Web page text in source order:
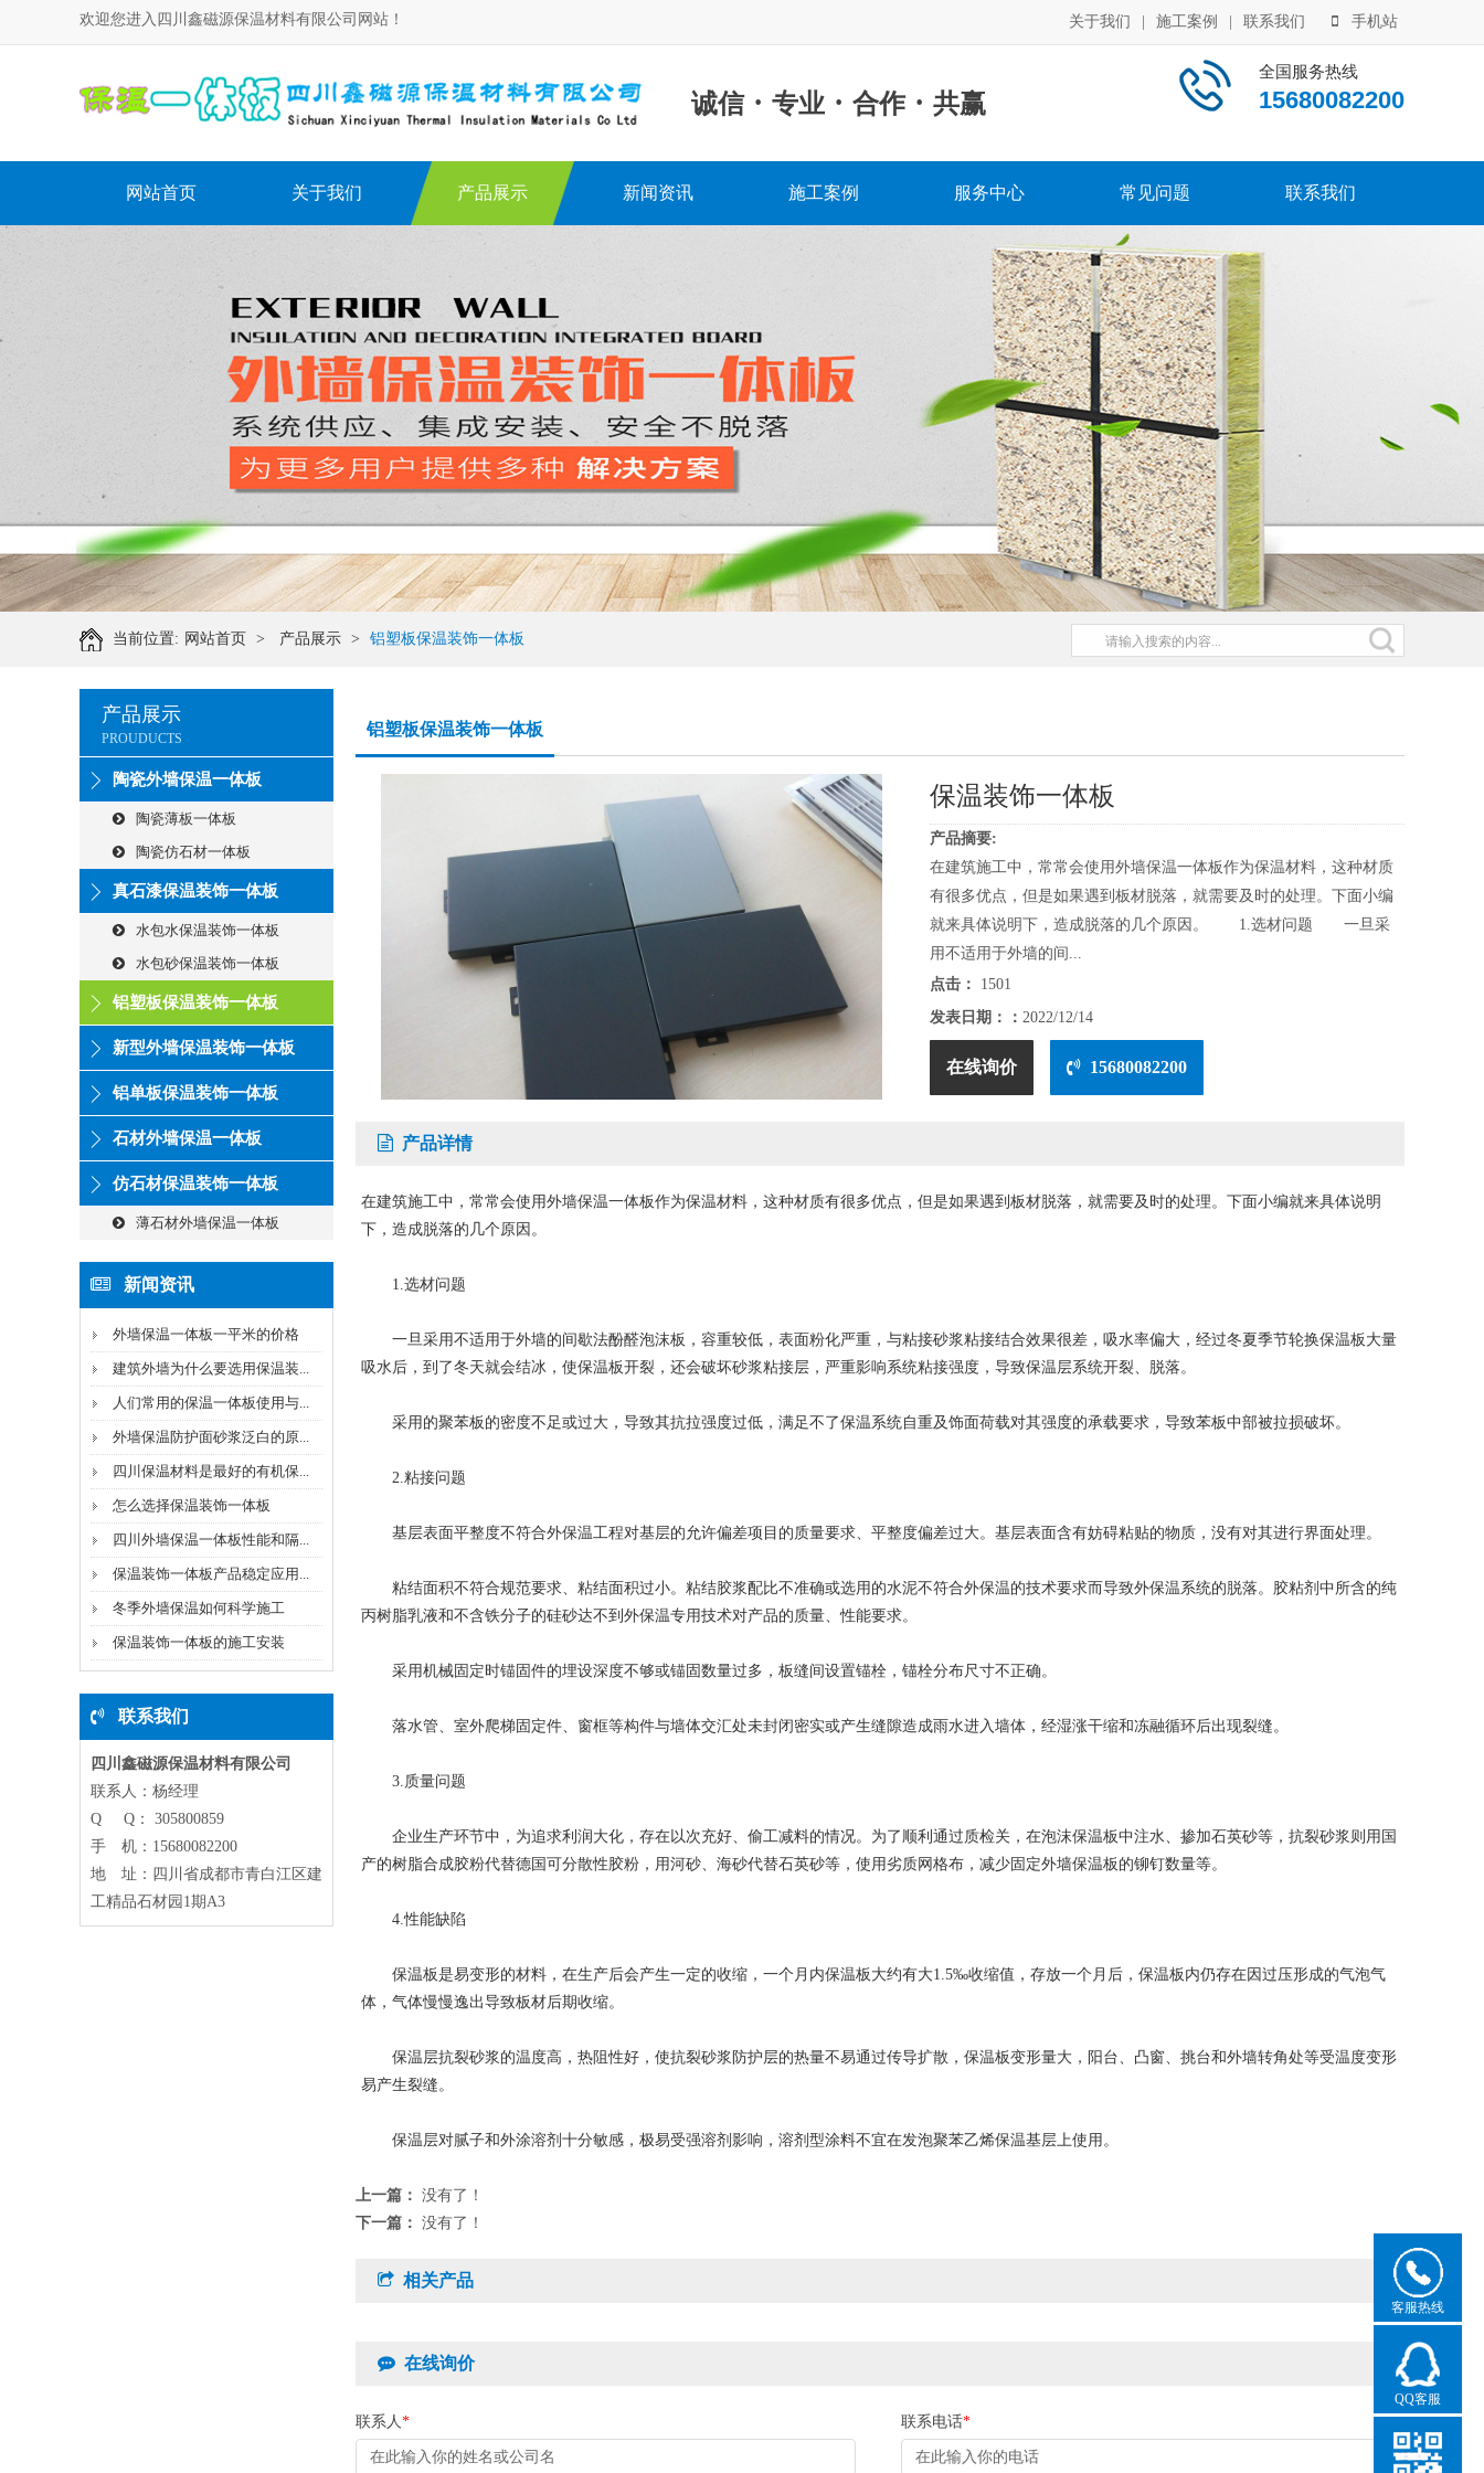
欢迎您进入四川鑫磁源保温材料有限公司网站！ 关于我们 施工案例 联系我们 手机站
诚信 · 专业 · 合作 · 共赢
全国服务热线
15680082200
网站首页 关于我们 产品展示 新闻资讯 施工案例 服务中心 常见问题 联系我们
当前位置: 网站首页 > 产品展示 > 铝塑板保温装饰一体板
产品展示
PROUDUCTS
陶瓷外墙保温一体板
陶瓷薄板一体板
陶瓷仿石材一体板
真石漆保温装饰一体板
水包水保温装饰一体板
水包砂保温装饰一体板
铝塑板保温装饰一体板
新型外墙保温装饰一体板
铝单板保温装饰一体板
石材外墙保温一体板
仿石材保温装饰一体板
薄石材外墙保温一体板
新闻资讯
外墙保温一体板一平米的价格
建筑外墙为什么要选用保温装...
人们常用的保温一体板使用与...
外墙保温防护面砂浆泛白的原...
四川保温材料是最好的有机保...
怎么选择保温装饰一体板
四川外墙保温一体板性能和隔...
保温装饰一体板产品稳定应用...
冬季外墙保温如何科学施工
保温装饰一体板的施工安装
联系我们
四川鑫磁源保温材料有限公司
联系人：杨经理
Q Q： 305800859
手 机：15680082200
地 址：四川省成都市青白江区建
工精品石材园1期A3
铝塑板保温装饰一体板
保温装饰一体板
产品摘要:
在建筑施工中，常常会使用外墙保温一体板作为保温材料，这种材质
有很多优点，但是如果遇到板材脱落，就需要及时的处理。下面小编
就来具体说明下，造成脱落的几个原因。 1.选材问题 一旦采
用不适用于外墙的间...
点击：
1501
发表日期：： 2022/12/14
在线询价 15680082200
产品详情
在建筑施工中，常常会使用外墙保温一体板作为保温材料，这种材质有很多优点，但是如果遇到板材脱落，就需要及时的处理。下面小编就来具体说明
下，造成脱落的几个原因。
1.选材问题
一旦采用不适用于外墙的间歇法酚醛泡沫板，容重较低，表面粉化严重，与粘接砂浆粘接结合效果很差，吸水率偏大，经过冬夏季节轮换保温板大量
吸水后，到了冬天就会结冰，使保温板开裂，还会破坏砂浆粘接层，严重影响系统粘接强度，导致保温层系统开裂、脱落。
采用的聚苯板的密度不足或过大，导致其抗拉强度过低，满足不了保温系统自重及饰面荷载对其强度的承载要求，导致苯板中部被拉损破坏。
2.粘接问题
基层表面平整度不符合外保温工程对基层的允许偏差项目的质量要求、平整度偏差过大。基层表面含有妨碍粘贴的物质，没有对其进行界面处理。
粘结面积不符合规范要求、粘结面积过小。粘结胶浆配比不准确或选用的水泥不符合外保温的技术要求而导致外保温系统的脱落。胶粘剂中所含的纯
丙树脂乳液和不含铁分子的硅砂达不到外保温专用技术对产品的质量、性能要求。
采用机械固定时锚固件的埋设深度不够或锚固数量过多，板缝间设置锚栓，锚栓分布尺寸不正确。
落水管、室外爬梯固定件、窗框等构件与墙体交汇处未封闭密实或产生缝隙造成雨水进入墙体，经湿涨干缩和冻融循环后出现裂缝。
3.质量问题
企业生产环节中，为追求利润大化，存在以次充好、偷工减料的情况。为了顺利通过质检关，在泡沫保温板中注水、掺加石英砂等，抗裂砂浆则用国
产的树脂合成胶粉代替德国可分散性胶粉，用河砂、海砂代替石英砂等，使用劣质网格布，减少固定外墙保温板的铆钉数量等。
4.性能缺陷
保温板是易变形的材料，在生产后会产生一定的收缩，一个月内保温板大约有大1.5‰收缩值，存放一个月后，保温板内仍存在因过压形成的气泡气
体，气体慢慢逸出导致板材后期收缩。
保温层抗裂砂浆的温度高，热阻性好，使抗裂砂浆防护层的热量不易通过传导扩散，保温板变形量大，阳台、凸窗、挑台和外墙转角处等受温度变形
易产生裂缝。
保温层对腻子和外涂溶剂十分敏感，极易受强溶剂影响，溶剂型涂料不宜在发泡聚苯乙烯保温基层上使用。
上一篇： 没有了！
下一篇： 没有了！
相关产品
在线询价
联系人* 联系电话*
客服热线
QQ客服